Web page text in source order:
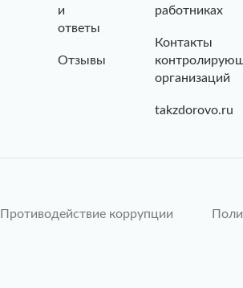
и
ответы
Отзывы
работниках
Контакты
организаций
takzdorovo.ru
Противодействие коррупции